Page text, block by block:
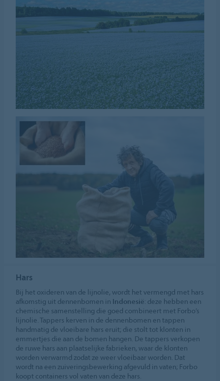
Hars
Bij het oxideren van de lijnolie, wordt het vermengd met hars
afkomstig uit dennenbomen in Indonesië: deze hebben een
chemische samenstelling die goed combineert met Forbo’s
lijnolie. Tappers kerven in de dennenbomen en tappen
handmatig de vloeibare hars eruit; die stolt tot klonten in
emmertjes die aan de bomen hangen. De tappers verkopen
de ruwe hars aan plaatselijke fabrieken, waar de klonten
worden verwarmd zodat ze weer vloeibaar worden. Dat
wordt na een zuiveringsbewerking afgevuld in vaten; Forbo
koopt containers vol vaten van deze hars.